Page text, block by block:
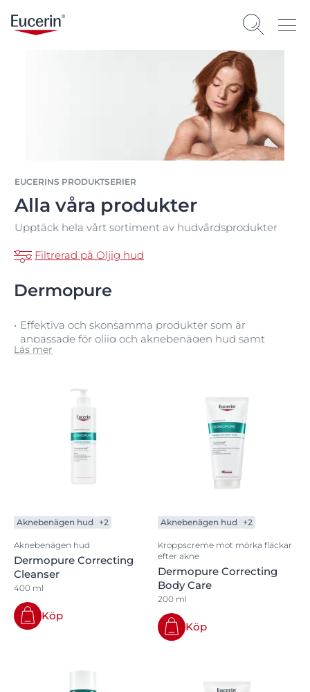
EUCERINS PRODUKTSERIER
Alla våra produkter
Upptäck hela vårt sortiment av hudvårdsprodukter
Filtrerad på Oljig hud
Dermopure
Effektiva och skonsamma produkter som är
anpassade för oljig och aknebenägen hud samt
hud med mörka fläckar efter akne.
Läs mer
Aknebenägen hud +2
Aknebenägen hud
Dermopure Correcting
Cleanser
400 ml
Köp
Aknebenägen hud +2
Kroppscreme mot mörka fläckar
efter akne
Dermopure Correcting
Body Care
200 ml
Köp